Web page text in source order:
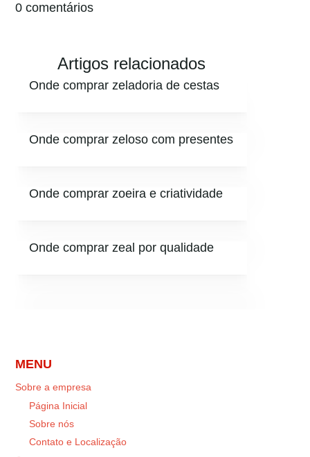
0 comentários
Artigos relacionados
Onde comprar zeladoria de cestas
Onde comprar zeloso com presentes
Onde comprar zoeira e criatividade
Onde comprar zeal por qualidade
MENU
Sobre a empresa
Página Inicial
Sobre nós
Contato e Localização